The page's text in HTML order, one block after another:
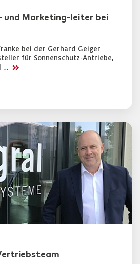
und Marketing-leiter bei
bei der Gerhard Geiger
für Sonnenschutz-Antriebe,
… >>